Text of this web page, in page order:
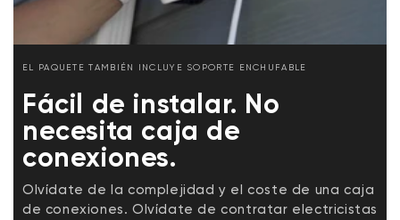
EL PAQUETE TAMBIÉN INCLUYE SOPORTE ENCHUFABLE
Fácil de instalar. No
necesita caja de
conexiones.
Olvídate de la complejidad y el coste de una caja
de conexiones. Olvídate de contratar electricistas